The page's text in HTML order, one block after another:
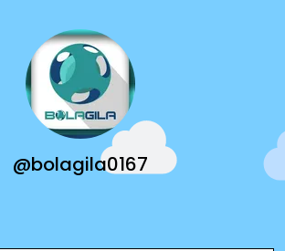
@bolagila0167